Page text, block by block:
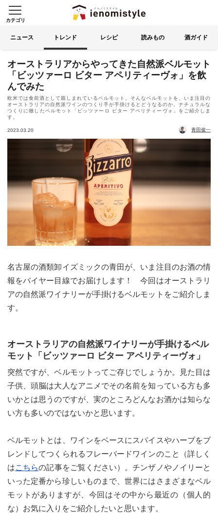
イエノミスタイル 家飲みを楽
カテゴリ
る
ニュース トレンド レシピ 読みもの 酒ガイド
オーストラリアからやってきた自然派ベルモット
「ビッツァーロ ビター アペリティーヴォ」を飲
んでみた
欧米では食前酒として親しまれているベルモット。そんなベルモットを、いま注目の
オーストラリアの自然派ワインのつくり手が手掛けるとどうなるのか。ナチュラルな
つくりに徹したベルモット「ビッツァーロ ビター アペリティーヴォ」をご紹介しま
す。
2023.03.20 青田俊一
名古屋の酒類卸イズミックの青田が、いま注目のお酒の情
報をバイヤー目線でお届けします！ 今回はオーストラリ
アの自然派ワイナリーが手掛けるベルモットをご紹介しま
す。
オーストラリアの自然派ワイナリーが手掛けるベル
モット「ビッツァーロ ビター アペリティーヴォ」
突然ですが、ベルモットってご存じでしょうか。見た目は
子供、頭脳は大人なアニメでその名前を知っている方も多
いかとは思うのですが、実のところどんなお酒かは知らな
い方も多いのではないかと思います。
ベルモットとは、ワインをベースにスパイスやハーブをブ
レンドしてつくられるフレーバードワインのこと（詳しく
はこちらの記事をご覧ください）。チンザノやノイリーと
いった定番から珍しいものまで、世界にはさまざまなベル
モットがありますが、今回はその中から最近の（個人的
な）お気に入りをご紹介したいと思います。